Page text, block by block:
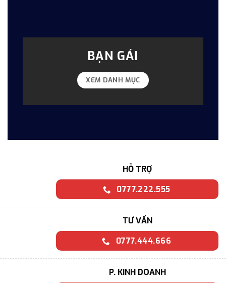
BẠN GÁI
XEM DANH MỤC
HỖ TRỢ
0777.222.555
TƯ VẤN
0777.444.666
P. KINH DOANH